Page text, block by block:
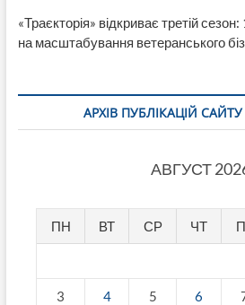
«Траєкторія» відкриває третій
на масштабування ветеранського
АРХІВ ПУБЛІКАЦІЙ САЙТУ
АВГУСТ
ПН ВТ СР ЧТ
3 4 5 6